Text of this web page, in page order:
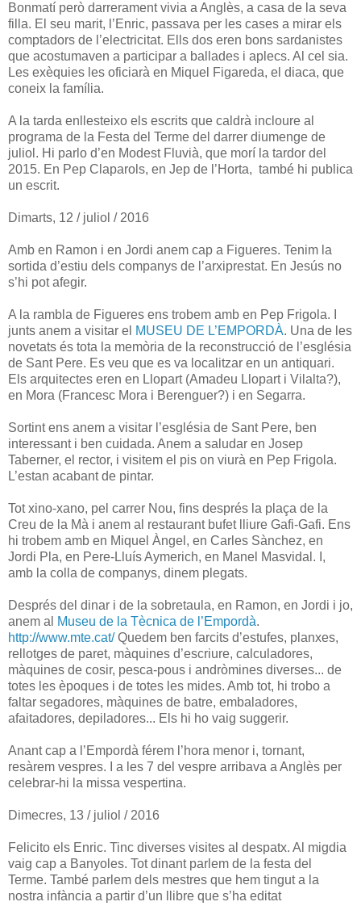
Bonmatí però darrerament vivia a Anglès, a casa de la seva
filla. El seu marit, l’Enric, passava per les cases a mirar els
comptadors de l’electricitat. Ells dos eren bons sardanistes
que acostumaven a participar a ballades i aplecs. Al cel sia.
Les exèquies les oficiarà en Miquel Figareda, el diaca, que
coneix la família.
A la tarda enllesteixo els escrits que caldrà incloure al
programa de la Festa del Terme del darrer diumenge de
juliol. Hi parlo d’en Modest Fluvià, que morí la tardor del
2015. En Pep Claparols, en Jep de l’Horta, també hi publica
un escrit.
Dimarts, 12 / juliol / 2016
Amb en Ramon i en Jordi anem cap a Figueres. Tenim la
sortida d’estiu dels companys de l’arxiprestat. En Jesús no
s’hi pot afegir.
A la rambla de Figueres ens trobem amb en Pep Frigola. I
junts anem a visitar el MUSEU DE L’EMPORDÀ. Una de les
novetats és tota la memòria de la reconstrucció de l’església
de Sant Pere. Es veu que es va localitzar en un antiquari.
Els arquitectes eren en Llopart (Amadeu Llopart i Vilalta?),
en Mora (Francesc Mora i Berenguer?) i en Segarra.
Sortint ens anem a visitar l’església de Sant Pere, ben
interessant i ben cuidada. Anem a saludar en Josep
Taberner, el rector, i visitem el pis on viurà en Pep Frigola.
L’estan acabant de pintar.
Tot xino-xano, pel carrer Nou, fins després la plaça de la
Creu de la Mà i anem al restaurant bufet lliure Gafi-Gafi. Ens
hi trobem amb en Miquel Àngel, en Carles Sànchez, en
Jordi Pla, en Pere-Lluís Aymerich, en Manel Masvidal. I,
amb la colla de companys, dinem plegats.
Després del dinar i de la sobretaula, en Ramon, en Jordi i jo,
anem al
Museu de la Tècnica de l’Empordà.
http://www.mte.cat/Quedem ben farcits d’estufes, planxes,
rellotges de paret, màquines d’escriure, calculadores,
màquines de cosir, pesca-pous i andròmines diverses... de
totes les èpoques i de totes les mides. Amb tot, hi trobo a
faltar segadores, màquines de batre, embaladores,
afaitadores, depiladores... Els hi ho vaig suggerir.
Anant cap a l’Empordà férem l’hora menor i, tornant,
resàrem vespres. I a les 7 del vespre arribava a Anglès per
celebrar-hi la missa vespertina.
Dimecres, 13 / juliol / 2016
Felicito els Enric. Tinc diverses visites al despatx. Al migdia
vaig cap a Banyoles. Tot dinant parlem de la festa del
Terme. També parlem dels mestres que hem tingut a la
nostra infància a partir d’un llibre que s’ha editat